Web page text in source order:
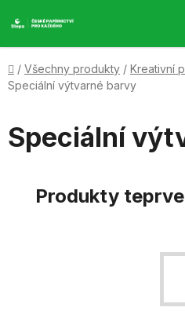
na
Domů
/ Všechny produkty / Kreativní
Speciální výtvarné barvy
Speciální
Produkty